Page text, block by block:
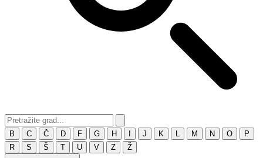
B C Č D F G H J K M N O
P
R
S Š T U V Z Ž